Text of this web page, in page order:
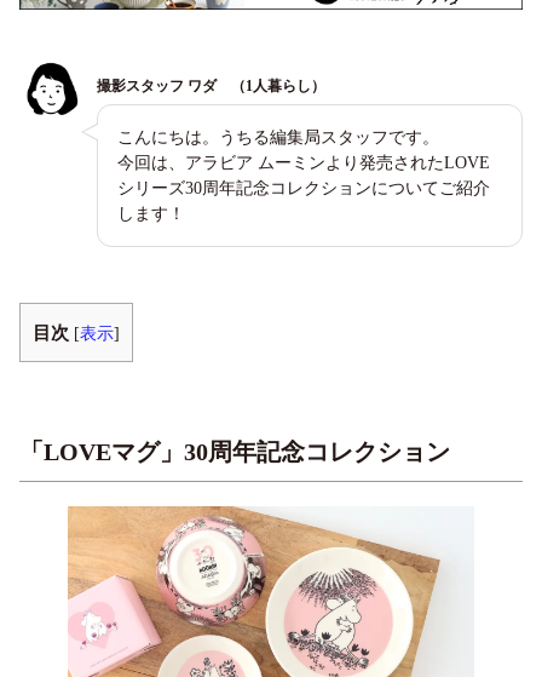
撮影スタッフ ワダ （1人暮らし）
こんにちは。うちる編集局スタッフです。
今回は、アラビア ムーミンより発売されたLOVE
シリーズ30周年記念コレクションについてご紹介
します！
目次 [表示]
「LOVEマグ」30周年記念コレクション